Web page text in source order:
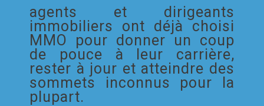
agents et dirigeants
immobiliers ont déjà choisi
MMO pour donner un coup
de pouce à leur carrière,
rester à jour et atteindre des
sommets inconnus pour la
plupart.